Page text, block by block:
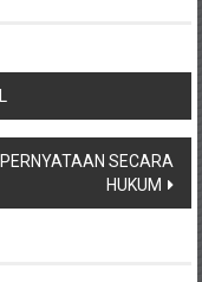
SECARA
HUKUM